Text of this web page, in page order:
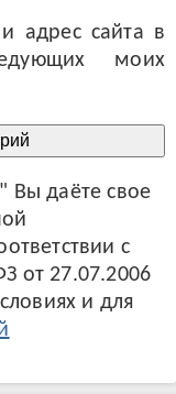
адрес сайта в
моих
Вы даёте свое
с
от 27.07.2006
и для